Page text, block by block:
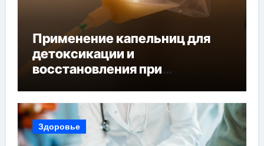
Применение капельниц для
детоксикации и
восстановления при
Здоровье